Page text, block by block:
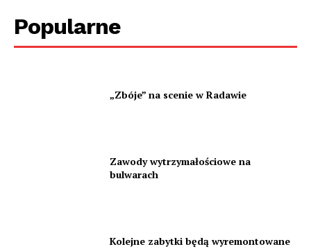
Popularne
„Zbóje” na scenie w Radawie
Zawody wytrzymałościowe na
bulwarach
Kolejne zabytki będą wyremontowane